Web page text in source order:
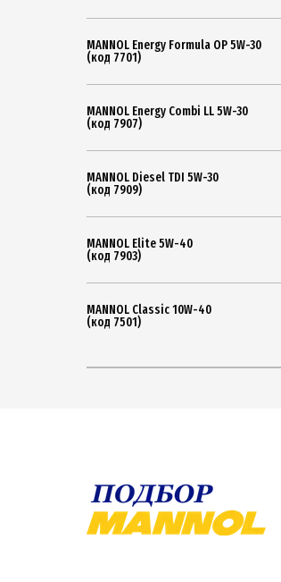
MANNOL Energy Formula OP 5W-30
(код 7701)
MANNOL Energy Combi LL 5W-30
(код 7907)
MANNOL Diesel TDI 5W-30
(код 7909)
MANNOL Elite 5W-40
(код 7903)
MANNOL Classic 10W-40
(код 7501)